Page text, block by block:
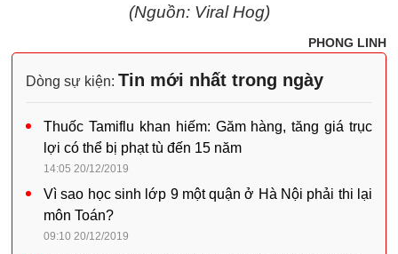
(Nguồn: Viral Hog)
PHONG LINH
Dòng sự kiện: Tin mới nhất trong ngày
Thuốc Tamiflu khan hiếm: Găm hàng, tăng giá trục
lợi có thể bị phạt tù đến 15 năm
14:05 20/12/2019
Vì sao học sinh lớp 9 một quận ở Hà Nội phải thi lại
môn Toán?
09:10 20/12/2019